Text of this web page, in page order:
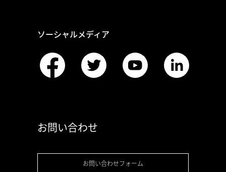
ソーシャルメディア
お問い合わせ
お問い合わせフォーム